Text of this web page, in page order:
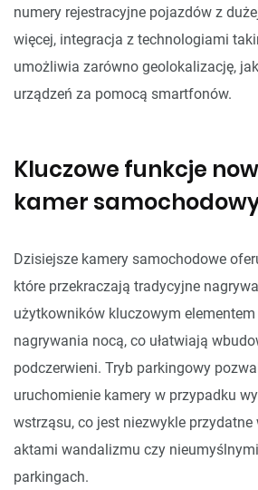
numery rejestracyjne pojazdów z
więcej, integracja z technologiami
umożliwia zarówno geolokalizację,
urządzeń za pomocą smartfonów.
Kluczowe funkcje
kamer
Dzisiejsze kamery samochodowe
które przekraczają tradycyjne
użytkowników kluczowym
nagrywania nocą, co ułatwiają
podczerwieni. Tryb parkingowy
uruchomienie kamery w przypadku
wstrząsu, co jest niezwykle przydatne
aktami wandalizmu czy
parkingach.